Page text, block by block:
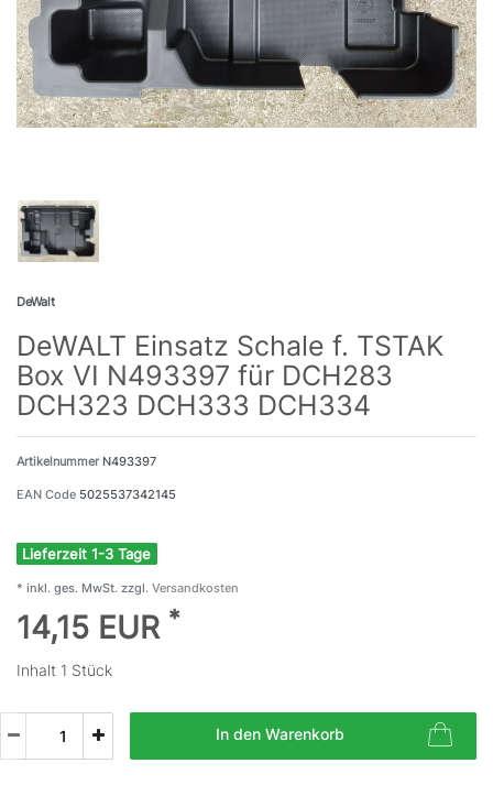
DeWalt
DeWALT Einsatz Schale f. TSTAK
Box VI N493397 für DCH283
DCH323 DCH333 DCH334
Artikelnummer N493397
EAN Code 5025537342145
Lieferzeit 1-3 Tage
* inkl. ges. MwSt. zzgl. Versandkosten
14,15 EUR *
Inhalt 1 Stück
In den Warenkorb